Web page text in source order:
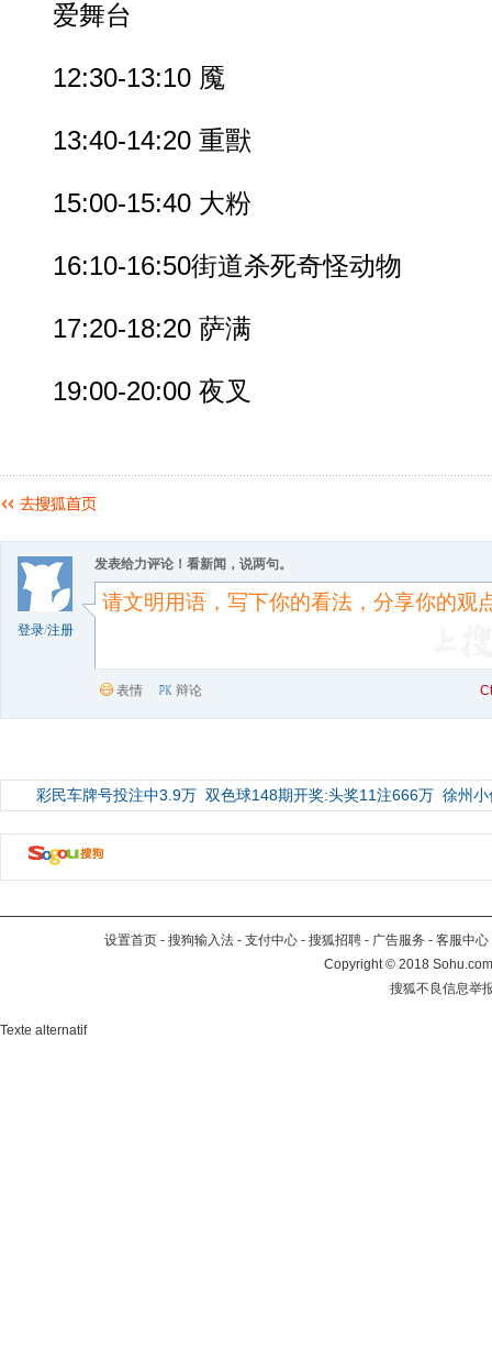
爱舞台
12:30-13:10 魇
13:40-14:20 重獸
15:00-15:40 大粉
16:10-16:50街道杀死奇怪动物
17:20-18:20 萨满
19:00-20:00 夜叉
登录/注册
发表给力评论！看新闻，说两句。
表情 辩论
彩民车牌号投注中3.9万 双色球148期开奖:头奖11注666万 徐州
设置首页 - 搜狗输入法 - 支付中心 - 搜狐招聘 - 广告服务 - 客服中心
Copyright©2018
搜狐不良信息举
Texte alternatif